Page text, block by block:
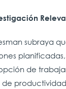
subraya
de